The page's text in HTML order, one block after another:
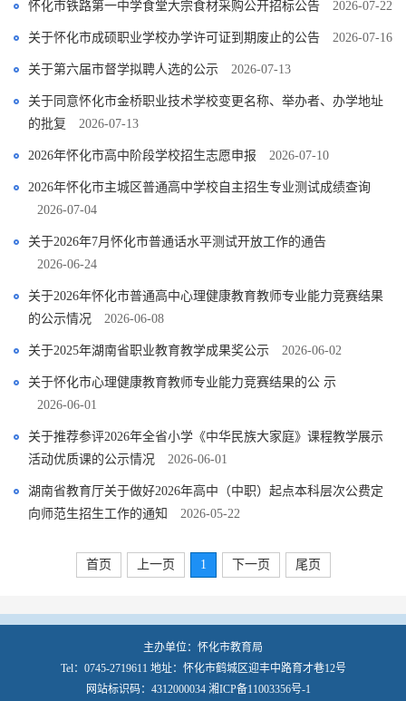
怀化市铁路第一中学食堂大宗食材采购公开招标公告 2026-07-22
关于怀化市成硕职业学校办学许可证到期废止的公告 2026-07-16
关于第六届市督学拟聘人选的公示 2026-07-13
关于同意怀化市金桥职业技术学校变更名称、举办者、办学地址
的批复
2026-07-13
2026年怀化市高中阶段学校招生志愿申报 2026-07-10
2026年怀化市主城区普通高中学校自主招生专业测试成绩查询
2026-07-04
关于2026年7月怀化市普通话水平测试开放工作的通告
2026-06-24
关于2026年怀化市普通高中心理健康教育教师专业能力竞赛结果
的公示情况
2026-06-08
关于2025年湖南省职业教育教学成果奖公示 2026-06-02
关于怀化市心理健康教育教师专业能力竞赛结果的公 示
2026-06-01
关于推荐参评2026年全省小学《中华民族大家庭》课程教学展示
活动优质课的公示情况
2026-06-01
湖南省教育厅关于做好2026年高中（中职）起点本科层次公费定
向师范生招生工作的通知
2026-05-22
首页 上一页 1 下一页 尾页
主办单位：怀化市教育局
Tel：0745-2719611 地址：怀化市鹤城区迎丰中路育才巷12号
网站标识码：4312000034 湘ICP备11003356号-1